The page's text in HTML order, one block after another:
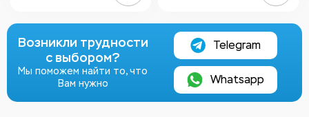
Возникли трудности
с выбором?
Мы поможем найти то, что
Вам нужно
Telegram
Whatsapp